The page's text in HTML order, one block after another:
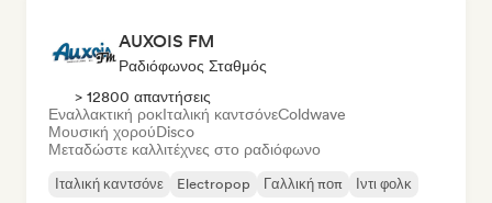
AUXOIS FM
Ραδιόφωνος Σταθμός
> 12800 απαντήσεις
Εναλλακτική ροκΙταλική καντσόνεColdwave
Μουσική χορούDisco
Μεταδώστε καλλιτέχνες στο ραδιόφωνο
Ιταλική καντσόνε Electropop Γαλλική ποπ
Ιντι φολκ